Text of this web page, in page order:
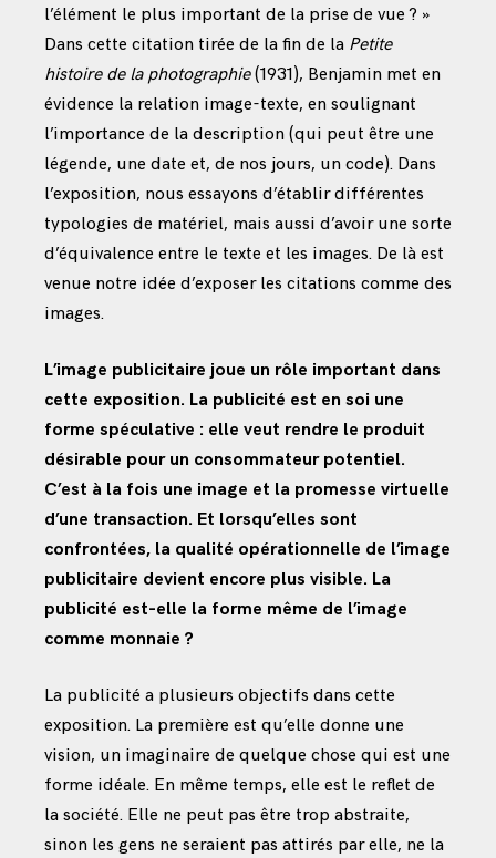
l’élément le plus important de la prise de vue ? »
Dans cette citation tirée de la fin de la Petite
histoire de la photographie(1931), Benjamin met en
évidence la relation image-texte, en soulignant
l’importance de la description (qui peut être une
légende, une date et, de nos jours, un code). Dans
l’exposition, nous essayons d’établir différentes
typologies de matériel, mais aussi d’avoir une sorte
d’équivalence entre le texte et les images. De là est
venue notre idée d’exposer les citations comme des
images.
L’image publicitaire joue un rôle important dans
cette exposition. La publicité est en soi une
forme spéculative : elle veut rendre le produit
désirable pour un consommateur potentiel.
C’est à la fois une image et la promesse virtuelle
d’une transaction. Et lorsqu’elles sont
confrontées, la qualité opérationnelle de l’image
publicitaire devient encore plus visible. La
publicité est-elle la forme même de l’image
comme monnaie ?
La publicité a plusieurs objectifs dans cette
exposition. La première est qu’elle donne une
vision, un imaginaire de quelque chose qui est une
forme idéale. En même temps, elle est le reflet de
la société. Elle ne peut pas être trop abstraite,
sinon les gens ne seraient pas attirés par elle, ne la